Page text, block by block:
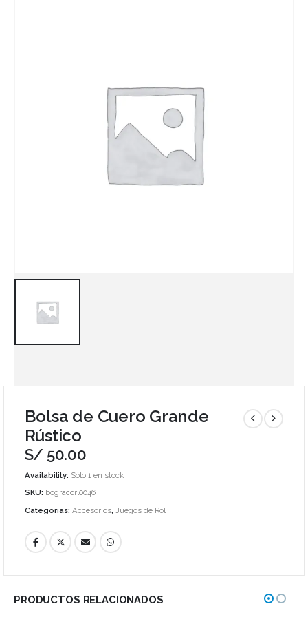
Bolsa de Cuero Grande
Rústico
S/ 50.00
Availability: Sólo 1 en stock
SKU: bcgraccrl0046
Categorías: Accesorios, Juegos de Rol
PRODUCTOS RELACIONADOS